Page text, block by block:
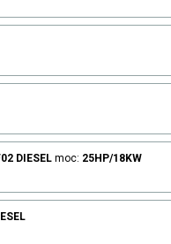
DIESEL moc: 25HP/18KW